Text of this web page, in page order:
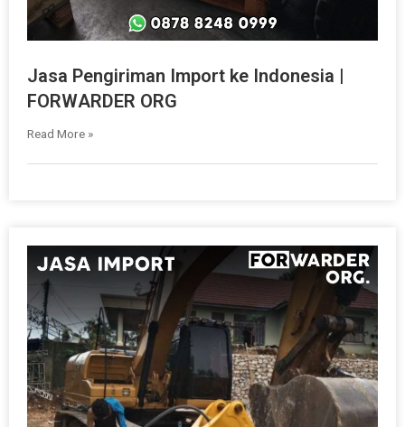
Jasa Pengiriman Import ke Indonesia |
FORWARDER ORG
Read More »